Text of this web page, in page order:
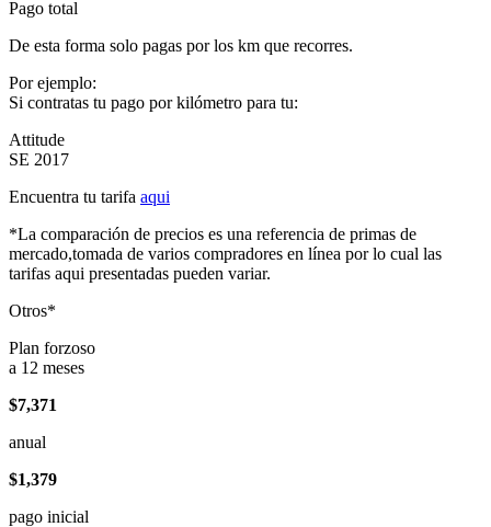
Pago total
De esta forma solo pagas por los km que recorres.
Por ejemplo:
Si contratas tu pago por kilómetro para tu:
Attitude
SE 2017
Encuentra tu tarifa aqui
*La comparación de precios es una referencia de primas de
mercado,tomada de varios compradores en línea por lo cual las
tarifas aqui presentadas pueden variar.
Otros*
Plan forzoso
a 12 meses
$7,371
anual
$1,379
pago inicial